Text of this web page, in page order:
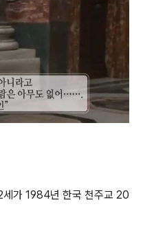
세가 1984년 한국 천주교 20